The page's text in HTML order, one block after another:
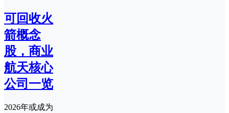
可回收火
箭概念
股，商业
航天核心
公司一览
2026年或成为